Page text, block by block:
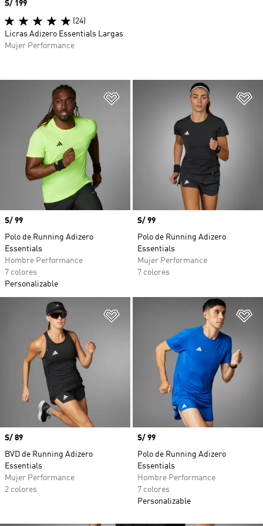
Añadir a la lista de deseos
Precio
S/ 99
Polo de Running Adizero
Essentials
Hombre Performance
7 colores
Personalizable
Precio
S/ 99
Polo de Running Adizero
Essentials
Mujer Performance
7 colores
Añadir a la lista de deseos
Precio
S/ 89
BVD de Running Adizero
Essentials
Mujer Performance
2 colores
Precio
S/ 99
Polo de Running Adizero
Essentials
Hombre Performance
7 colores
Personalizable
Precio
S/ 199
(24)
Licras Adizero Essentials Largas
Mujer Performance